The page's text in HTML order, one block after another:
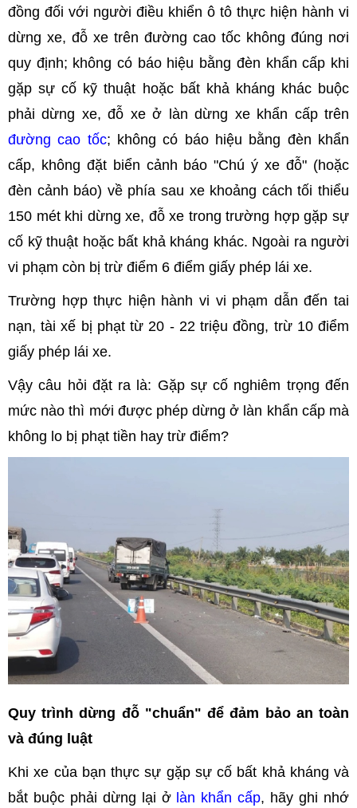
đồng đối với người điều khiển ô tô thực hiện hành vi
dừng xe, đỗ xe trên đường cao tốc không đúng nơi
quy định; không có báo hiệu bằng đèn khẩn cấp khi
gặp sự cố kỹ thuật hoặc bất khả kháng khác buộc
phải dừng xe, đỗ xe ở làn dừng xe khẩn cấp trên
đường cao tốc; không có báo hiệu bằng đèn khẩn
cấp, không đặt biển cảnh báo "Chú ý xe đỗ" (hoặc
đèn cảnh báo) về phía sau xe khoảng cách tối thiểu
150 mét khi dừng xe, đỗ xe trong trường hợp gặp sự
cố kỹ thuật hoặc bất khả kháng khác. Ngoài ra người
vi phạm còn bị trừ điểm 6 điểm giấy phép lái xe.
Trường hợp thực hiện hành vi vi phạm dẫn đến tai
nạn, tài xế bị phạt từ 20 - 22 triệu đồng, trừ 10 điểm
giấy phép lái xe.
Vậy câu hỏi đặt ra là: Gặp sự cố nghiêm trọng đến
mức nào thì mới được phép dừng ở làn khẩn cấp mà
không lo bị phạt tiền hay trừ điểm?
Quy trình dừng đỗ "chuẩn" để đảm bảo an toàn
và đúng luật
Khi xe của bạn thực sự gặp sự cố bất khả kháng và
bắt buộc phải dừng lại ở làn khẩn cấp, hãy ghi nhớ